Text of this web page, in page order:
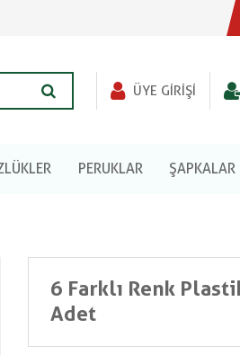
ÜYE GIRIŞI
PERUKLAR ŞAPKALAR
6 Farklı Renk
Adet